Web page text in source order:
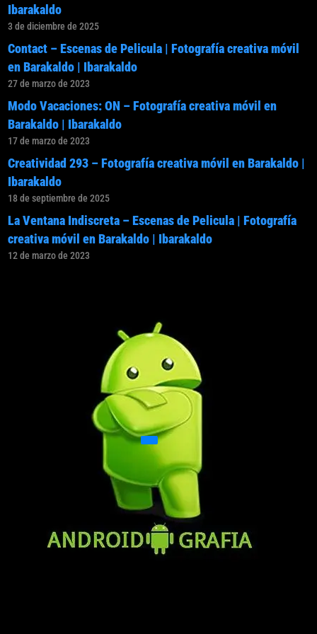
Ibarakaldo
3 de diciembre de 2025
Contact – Escenas de Pelicula | Fotografía creativa móvil
en Barakaldo | Ibarakaldo
27 de marzo de 2023
Modo Vacaciones: ON – Fotografía creativa móvil en
Barakaldo | Ibarakaldo
17 de marzo de 2023
Creatividad 293 – Fotografía creativa móvil en Barakaldo |
Ibarakaldo
18 de septiembre de 2025
La Ventana Indiscreta – Escenas de Pelicula | Fotografía
creativa móvil en Barakaldo | Ibarakaldo
12 de marzo de 2023